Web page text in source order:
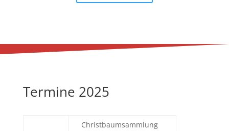
Termine 2025
Christbaumsammlung